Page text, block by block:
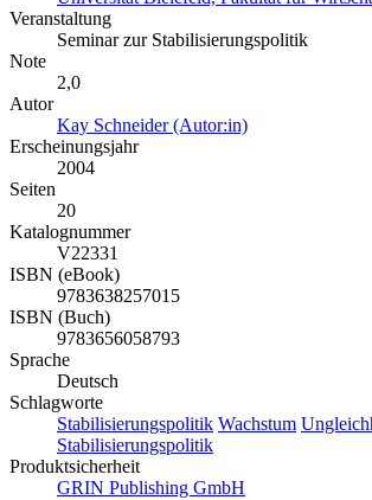
Veranstaltung
Seminar zur Stabilisierungspolitik
Note
2,0
Autor
Kay Schneider (Autor:in)
Erscheinungsjahr
2004
Seiten
20
Katalognummer
V22331
ISBN (eBook)
9783638257015
ISBN (Buch)
9783656058793
Sprache
Deutsch
Schlagworte
Stabilisierungspolitik Wachstum
Stabilisierungspolitik
Produktsicherheit
GRIN Publishing GmbH